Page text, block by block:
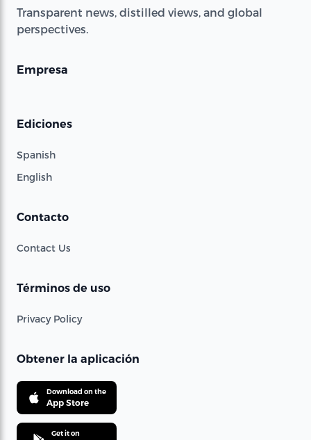
Transparent news, distilled views, and global
perspectives.
Empresa
Ediciones
Spanish
English
Contacto
Contact Us
Términos de uso
Privacy Policy
Obtener la aplicación
Download on the
App Store
Get it on